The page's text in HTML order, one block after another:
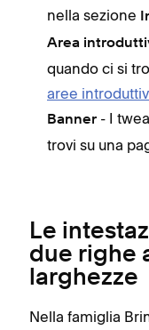
nella sezione
Area
quando ci si
aree
Banner - I
trovi su una
Le
due righe
larghezze
Nella famiglia